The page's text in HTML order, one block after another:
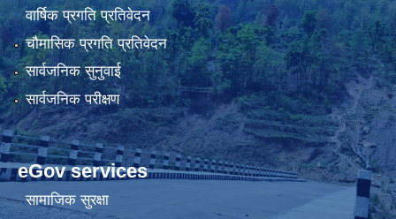
वार्षिक प्रगति प्रतिवेदन
चौमासिक प्रगति प्रतिवेदन
सार्वजनिक सुनुवाई
सार्वजनिक परीक्षण
eGov services
सामाजिक सुरक्षा